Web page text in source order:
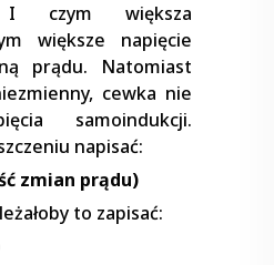
I czym większa
większe napięcie
prądu. Natomiast
cewka nie
samoindukcji.
napisać:
zmian prądu)
to zapisać: